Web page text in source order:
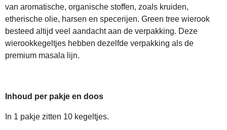
van aromatische, organische stoffen, zoals kruiden,
etherische olie, harsen en specerijen. Green tree wierook
besteed altijd veel aandacht aan de verpakking. Deze
wierookkegeltjes hebben dezelfde verpakking als de
premium masala lijn.
Inhoud per pakje en doos
In 1 pakje zitten 10 kegeltjes.